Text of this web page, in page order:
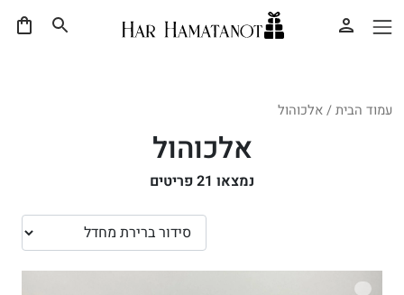
עמוד הבית/ אלכוהול
אלכוהול
נמצאו 21פריטים